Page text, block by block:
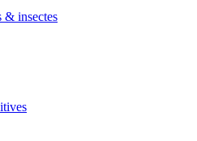
& insectes